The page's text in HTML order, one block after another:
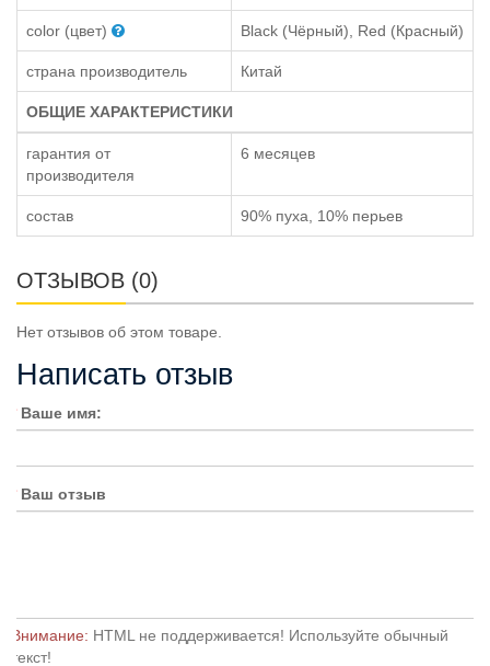
color (цвет) Black (Чёрный), Red (Красный)
страна производитель Китай
ОБЩИЕ ХАРАКТЕРИСТИКИ
гарантия от
производителя
6 месяцев
состав 90% пуха, 10% перьев
ОТЗЫВОВ (0)
Нет отзывов об этом товаре.
Написать отзыв
Ваше имя:
Ваш отзыв
Внимание: HTML не поддерживается! Используйте обычный
текст!